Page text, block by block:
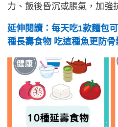
力、飯後昏沉或脹氣，加強
延伸閱讀：每天吃1款麵包
種長壽食物 吃這種魚更防骨